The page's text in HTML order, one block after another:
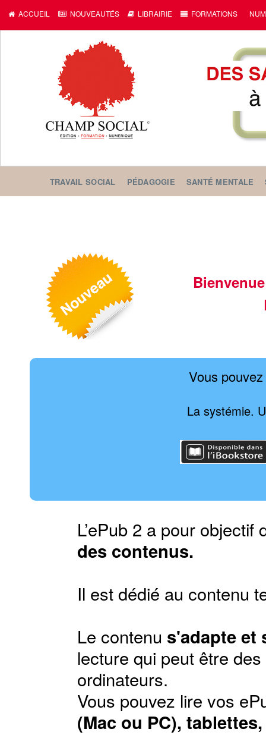
ACCUEIL NOUVEAUTÉS LIBRAIRIE FORMATIONS
TRAVAIL SOCIAL PÉDAGOGIE SANTÉ MENTALE
Vous
La systémie.
L’ePub 2 a pour
des contenus.
Il est dédié au contenu
Le contenu s'adapte et
lecture qui peut être
ordinateurs.
Vous pouvez lire vos
(Mac ou PC),